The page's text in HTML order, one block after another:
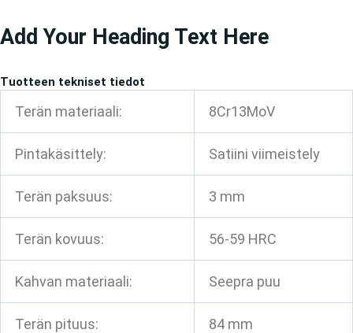
sisältöön
Add Your Heading Text Here
Tuotteen tekniset tiedot
Terän materiaali: 8Cr13MoV
Pintakäsittely: Satiini viimeistely
Terän paksuus: 3 mm
Terän kovuus: 56-59 HRC
Kahvan materiaali: Seepra puu
Terän pituus: 84 mm